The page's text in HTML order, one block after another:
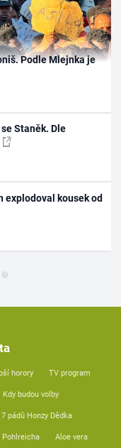
Podle Mlejnka je
Staněk. Dle
explodoval kousek od
horory TV program
Kdy budou volby
7 pádů Honzy Dědka
Pohlreicha Aloe vera